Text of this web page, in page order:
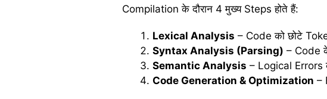
Compilation के दौरान 4 मुख्य Steps होते हैं:
Lexical Analysis – Code को छोटे
Syntax Analysis (Parsing) – Code
Semantic Analysis – Logical Errors
Code Generation & Optimization –